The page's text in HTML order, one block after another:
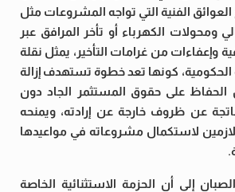
الفنية التي تواجه المشروعات مثل
الكهرباء أو تأخر المرافق عبر
وإعفاءات من غرامات التأخير، يمثل نقلة
الحكومية، كونها تعد خطوة تستهدف إزالة
الحفاظ على حقوق المستثمر الجاد دون
ناتجة عن ظروف خارجة عن إرادته، ويمنحه
لاستكمال مشروعاته في مواعيدها
إلى أن الحزمة الاستثنائية الخاصة